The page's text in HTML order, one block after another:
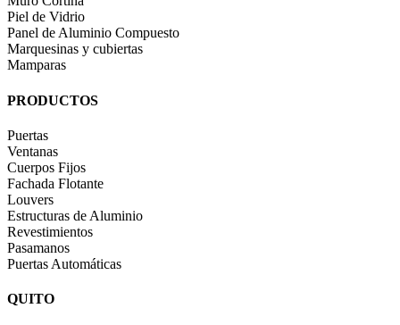
Piel de Vidrio
Panel de Aluminio Compuesto
Marquesinas y cubiertas
Mamparas
PRODUCTOS
Puertas
Ventanas
Cuerpos Fijos
Fachada Flotante
Louvers
Estructuras de Aluminio
Revestimientos
Pasamanos
Puertas Automáticas
QUITO